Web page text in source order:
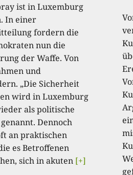
ist in Luxemburg
In einer
fordern die
nun die
der Waffe. Von
und
„Die Sicherheit
wird in Luxemburg
als politische
Dennoch
an praktischen
es Betroffenen
sich in akuten [+]